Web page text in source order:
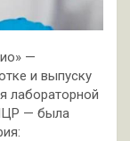
—
и выпуску
лабораторной
— была